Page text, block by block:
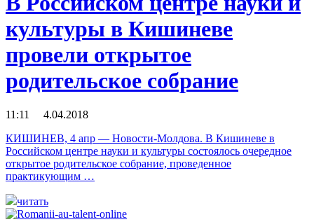
культуры в Кишиневе
провели открытое
родительское собрание
11:11 4.04.2018
КИШИНЕВ, 4 апр — Новости-Молдова. В Кишиневе в
Российском центре науки и культуры состоялось очередное
открытое родительское собрание, проведенное
практикующим …
читать